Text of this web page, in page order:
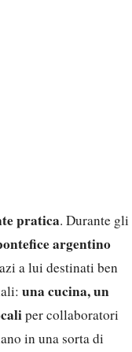
pratica. Durante gli
argentino
a lui destinati ben
una cucina, un
per collaboratori
in una sorta di